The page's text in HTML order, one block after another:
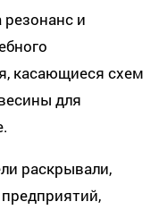
резонанс и
касающиеся схем
для
раскрывали,